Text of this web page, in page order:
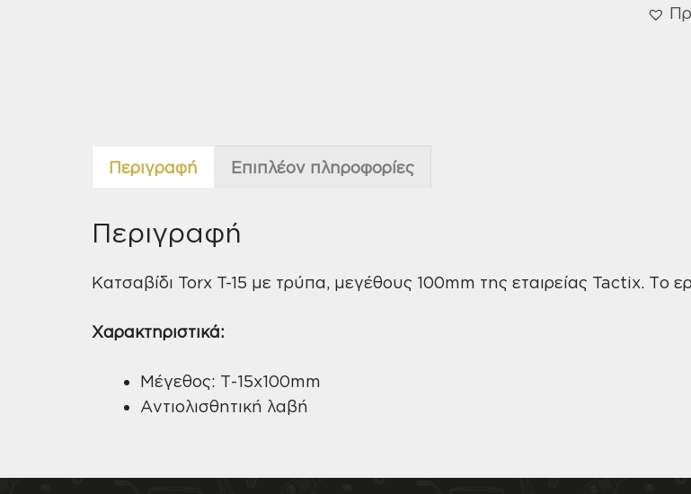
Περιγραφή Επιπλέον πληροφορίες
Περιγραφή
Κατσαβίδι Torx T-15 με τρύπα, μεγέθους 100mm της εταιρείας Tactix. Το
Χαρακτηριστικά:
Μέγεθος: Τ-15x100mm
Αντιολισθητική λαβή